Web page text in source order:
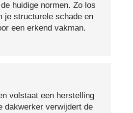
huidige normen. Zo los
je structurele schade en
een erkend vakman.
volstaat een herstelling
dakwerker verwijdert de